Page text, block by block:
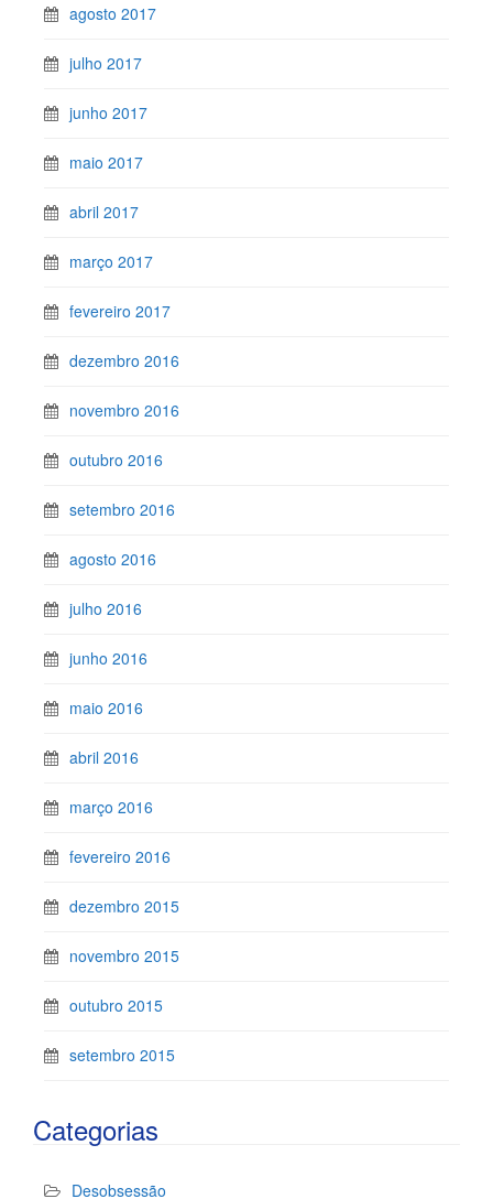
agosto 2017
julho 2017
junho 2017
maio 2017
abril 2017
março 2017
fevereiro 2017
dezembro 2016
novembro 2016
outubro 2016
setembro 2016
agosto 2016
julho 2016
junho 2016
maio 2016
abril 2016
março 2016
fevereiro 2016
dezembro 2015
novembro 2015
outubro 2015
setembro 2015
Categorias
Desobsessão